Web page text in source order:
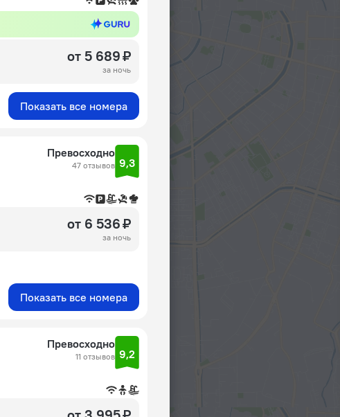
от 5 689 ₽
за ночь
Показать все номера
Превосходно
47 отзывов 9,3
от 6 536 ₽
за ночь
Показать все номера
Превосходно
11 отзывов 9,2